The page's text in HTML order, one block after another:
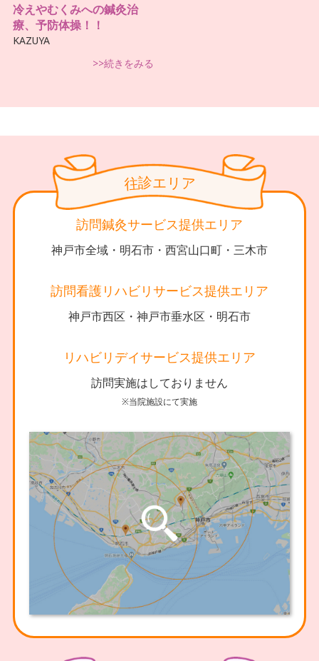
冷えやむくみへの鍼灸治
療、予防体操！！
KAZUYA
>>続きをみる
往診エ リ ア
訪問鍼灸サービス提供エリア
神戸市全域・明石市・西宮山口町・三木市
訪問看護リハビリサービス提供エリア
神戸市西区・神戸市垂水区・明石市
リハビリデイサービス提供エリア
訪問実施はしておりません
※当院施設にて実施